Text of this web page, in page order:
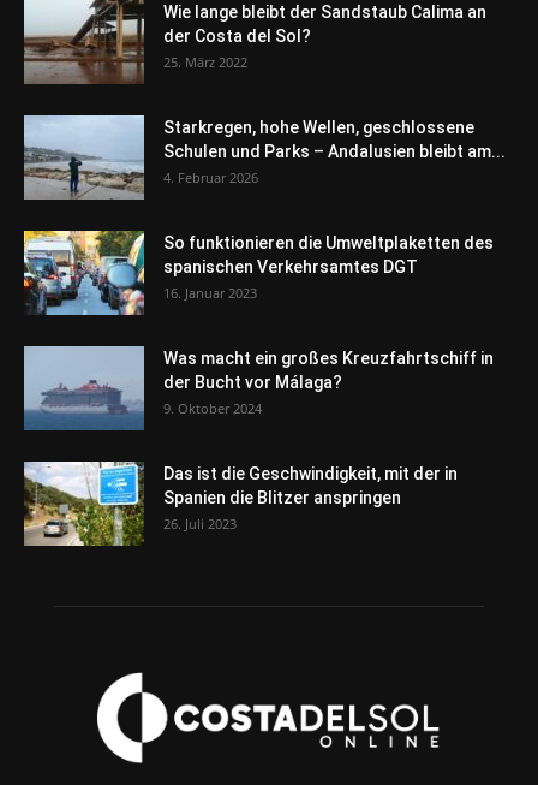
Wie lange bleibt der Sandstaub Calima an
der Costa del Sol?
25. März 2022
Starkregen, hohe Wellen, geschlossene
Schulen und Parks – Andalusien bleibt am...
4. Februar 2026
So funktionieren die Umweltplaketten des
spanischen Verkehrsamtes DGT
16. Januar 2023
Was macht ein großes Kreuzfahrtschiff in
der Bucht vor Málaga?
9. Oktober 2024
Das ist die Geschwindigkeit, mit der in
Spanien die Blitzer anspringen
26. Juli 2023